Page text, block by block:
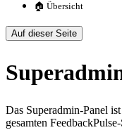
🏠 Übersicht
Auf dieser Seite
Das Superadmin-Panel
gesamten